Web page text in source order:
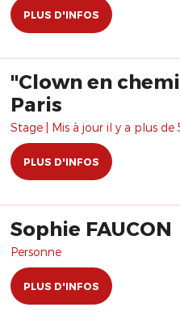
PLUS D'INFOS
"Clown en
Paris
Stage | Mis à jour il y a plus de
PLUS D'INFOS
Sophie FAUCON
Personne
PLUS D'INFOS